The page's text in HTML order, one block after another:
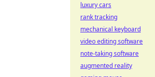
luxury cars
rank tracking
mechanical keyboard
video editing software
note-taking software
augmented reality